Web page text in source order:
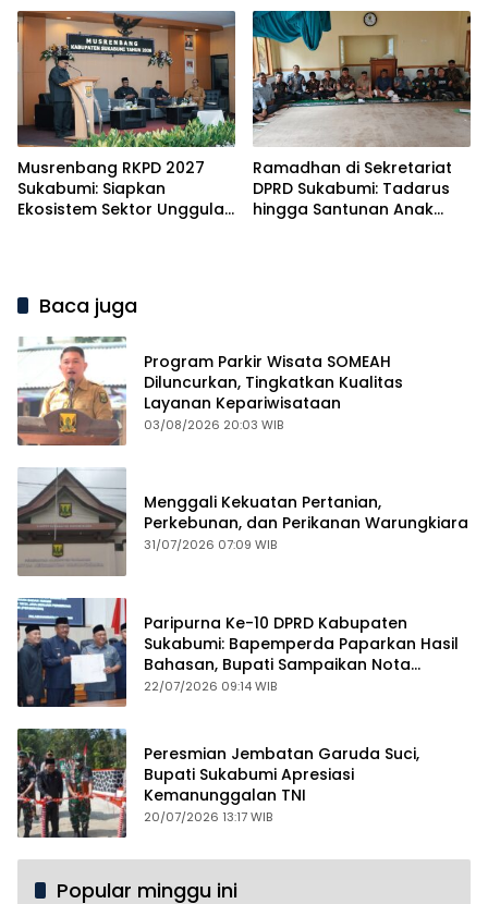
Musrenbang RKPD 2027
Sukabumi: Siapkan
Ekosistem Sektor Unggulan
Ramadhan di Sekretariat
DPRD Sukabumi: Tadarus
hingga Santunan Anak
Baca juga
Program Parkir Wisata SOMEAH
Diluncurkan, Tingkatkan Kualitas
Layanan Kepariwisataan
03/08/2026 20:03 WIB
Menggali Kekuatan Pertanian,
Perkebunan, dan Perikanan Warungkiara
31/07/2026 07:09 WIB
Paripurna Ke-10 DPRD Kabupaten
Sukabumi: Bapemperda Paparkan Hasil
Bahasan, Bupati Sampaikan Nota
Pengantar PDAM
22/07/2026 09:14 WIB
Peresmian Jembatan Garuda Suci,
Bupati Sukabumi Apresiasi
Kemanunggalan TNI
20/07/2026 13:17 WIB
Popular minggu ini